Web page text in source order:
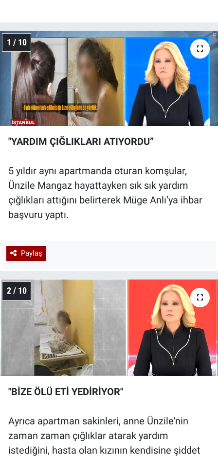
1 / 10
"YARDIM ÇIĞLIKLARI ATIYORDU”
5 yıldır aynı apartmanda oturan komşular,
Ünzile Mangaz hayattayken sık sık yardım
çığlıkları attığını belirterek Müge Anlı’ya ihbar
başvuru yaptı.
Paylaş
2 / 10
"BİZE ÖLÜ ETİ YEDİRİYOR"
Ayrıca apartman sakinleri, anne Ünzile'nin
zaman zaman çığlıklar atarak yardım
istediğini, hasta olan kızının kendisine şiddet